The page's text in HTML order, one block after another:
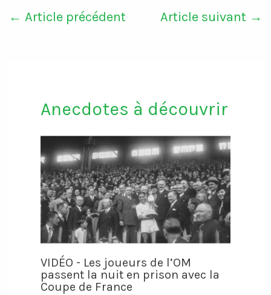
← Article précédent Article suivant →
Anecdotes à découvrir
VIDÉO - Les joueurs de l’OM
passent la nuit en prison avec la
Coupe de France